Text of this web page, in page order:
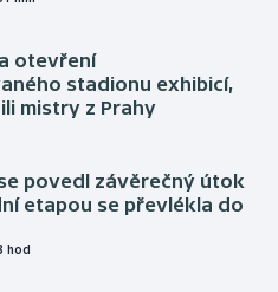
otevření
stadionu exhibicí,
mistry z Prahy
povedl závěrečný útok
etapou se převlékla do
hod